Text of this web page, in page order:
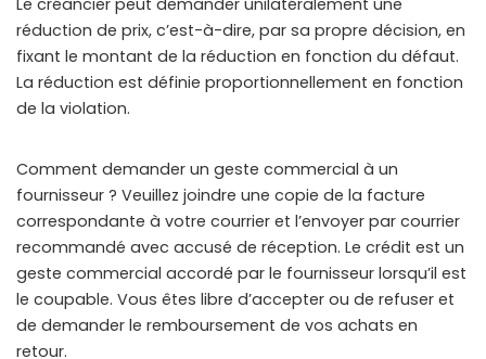
Le créancier peut demander unilatéralement une
réduction de prix, c’est-à-dire, par sa propre décision, en
fixant le montant de la réduction en fonction du défaut.
La réduction est définie proportionnellement en fonction
de la violation.
Comment demander un geste commercial à un
fournisseur ? Veuillez joindre une copie de la facture
correspondante à votre courrier et l’envoyer par courrier
recommandé avec accusé de réception. Le crédit est un
geste commercial accordé par le fournisseur lorsqu’il est
le coupable. Vous êtes libre d’accepter ou de refuser et
de demander le remboursement de vos achats en
retour.